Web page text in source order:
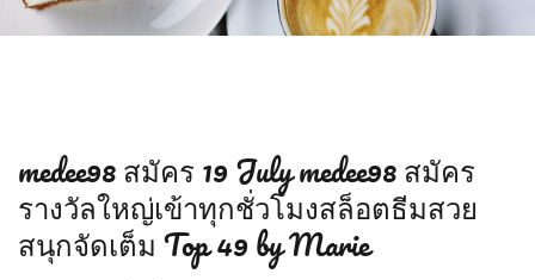
medee98 สมัคร 19 July medee98 สมัคร
รางวัลใหญ่เข้าทุกชั่วโมงสล็อตธีมสวย
สนุกจัดเต็ม Top 49 by Marie